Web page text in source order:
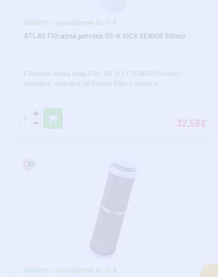
Skladom - expedujeme do 10.8.
ATLAS Filtračná patróna RS-K 10CX SENIOR 50mcr
Filtračná vložka Atlas Filtri RS 10 CX SENIOR (50 mcr) –
skladaná, umývateľnáHľadáte filter s maximá..
32,58€
Skladom - expedujeme do 10.8.